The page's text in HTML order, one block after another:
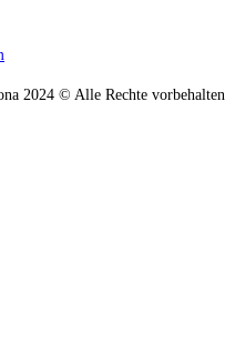
2024 © Alle Rechte vorbehalten